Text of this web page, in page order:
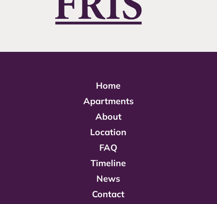
Home
Apartments
About
Location
FAQ
Timeline
News
Contact